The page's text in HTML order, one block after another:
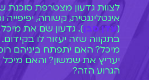
לצוות גדעון מצטרפת סוכנת
אינטליגנטית, קשוחה,
(עדן סבן). גדעון שם את
בתקווה שזה יעזור לו
מיכל? האם יתפתח ביניהם
יעריץ את שמשון? והאם
הגרוע הזה?